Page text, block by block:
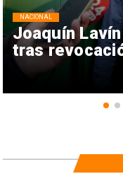
Joaquín
tras
NACIONAL